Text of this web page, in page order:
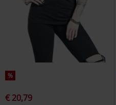
%
€ 20,79